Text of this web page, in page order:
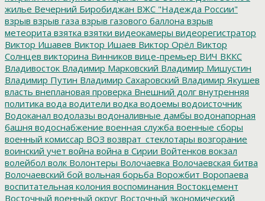
жилье Вечерний Биробиджан ВЖС "Надежда России"
взрыв взрыв газа взрыв газового баллона взрыв
метеорита взятка взятки видеокамеры видеорегистратор
Виктор Ишавев Виктор Ишаев Виктор Орёл Виктор
Солнцев викторина Винников вице-премьер ВИЧ ВККС
Владивосток Владимир Марковский Владимир Мишустин
Владимир Путин Владимир Сахаровский Владимир Якушев
власть внеплановая проверка Внешний долг внутренняя
политика вода водители водка водоемы водоисточник
Водоканал водолазы водоналивные дамбы водонапорная
башня водоснабжение военная служба военные сборы
военный комиссар ВОЗ возврат_стеклотары возгорание
воинский учет война война в Сирии Войтенков вокзал
волейбол волк Волонтеры Волочаевка Волочаевская битва
Волочаевский бой вольная борьба Ворожбит Воропаева
воспитательная колония воспоминания Востокцемент
Восточный военный округ Восточный экономический